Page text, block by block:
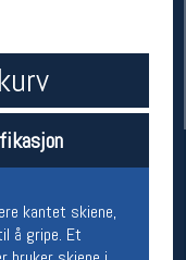
kantet skiene,
å gripe. Et